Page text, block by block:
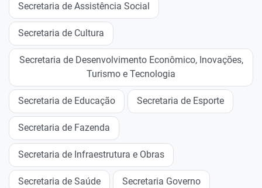
Secretaria de Assistência Social
Secretaria de Cultura
Secretaria de Desenvolvimento Econômico, Inovações,
Turismo e Tecnologia
Secretaria de Educação Secretaria de Esporte
Secretaria de Fazenda
Secretaria de Infraestrutura e Obras
Secretaria de Saúde Secretaria Governo